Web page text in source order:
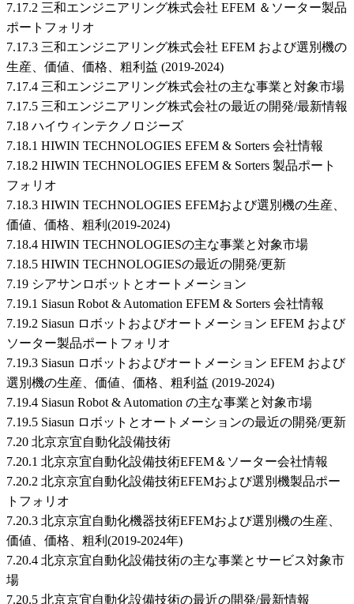
7.17.2 三和エンジニアリング株式会社 EFEM ＆ソーター製品
ポートフォリオ
7.17.3 三和エンジニアリング株式会社 EFEM および選別機の
生産、価値、価格、粗利益 (2019-2024)
7.17.4 三和エンジニアリング株式会社の主な事業と対象市場
7.17.5 三和エンジニアリング株式会社の最近の開発/最新情報
7.18 ハイウィンテクノロジーズ
7.18.1 HIWIN TECHNOLOGIES EFEM & Sorters 会社情報
7.18.2 HIWIN TECHNOLOGIES EFEM & Sorters 製品ポート
フォリオ
7.18.3 HIWIN TECHNOLOGIES EFEMおよび選別機の生産、
価値、価格、粗利(2019-2024)
7.18.4 HIWIN TECHNOLOGIESの主な事業と対象市場
7.18.5 HIWIN TECHNOLOGIESの最近の開発/更新
7.19 シアサンロボットとオートメーション
7.19.1 Siasun Robot & Automation EFEM & Sorters 会社情報
7.19.2 Siasun ロボットおよびオートメーション EFEM および
ソーター製品ポートフォリオ
7.19.3 Siasun ロボットおよびオートメーション EFEM および
選別機の生産、価値、価格、粗利益 (2019-2024)
7.19.4 Siasun Robot & Automation の主な事業と対象市場
7.19.5 Siasun ロボットとオートメーションの最近の開発/更新
7.20 北京京宜自動化設備技術
7.20.1 北京京宜自動化設備技術EFEM＆ソーター会社情報
7.20.2 北京京宜自動化設備技術EFEMおよび選別機製品ポー
トフォリオ
7.20.3 北京京宜自動化機器技術EFEMおよび選別機の生産、
価値、価格、粗利(2019-2024年)
7.20.4 北京京宜自動化設備技術の主な事業とサービス対象市
場
7.20.5 北京京宜自動化設備技術の最近の開発/最新情報